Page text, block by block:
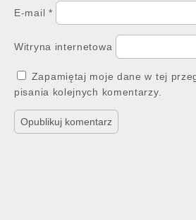
E-mail *
Witryna internetowa
Zapamiętaj moje dane w tej
pisania kolejnych komentarzy.